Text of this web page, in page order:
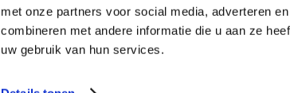
met onze partners voor social media, adverteren
combineren met andere informatie die u aan ze
uw gebruik van hun services.
Speciale onderdelen
Speciale onderdelen